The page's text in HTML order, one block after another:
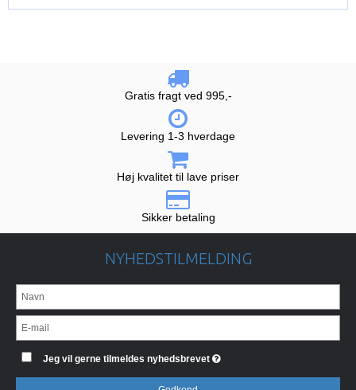
Gratis fragt ved 995,-
Levering 1-3 hverdage
Høj kvalitet til lave priser
Sikker betaling
NYHEDSTILMELDING
Jeg vil gerne tilmeldes nyhedsbrevet